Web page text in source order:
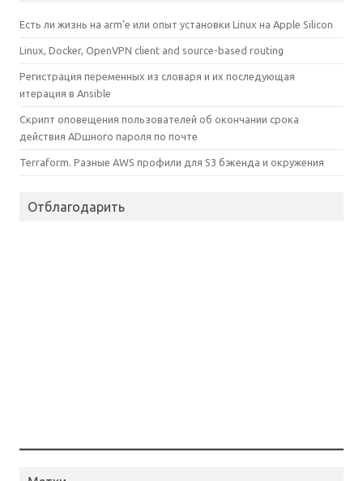
Есть ли жизнь на arm’е или опыт установки Linux на Apple Silicon
Linux, Docker, OpenVPN client and source-based routing
Регистрация переменных из словаря и их последующая
итерация в Ansible
Скрипт оповещения пользователей об окончании срока
действия ADшного пароля по почте
Terraform. Разные AWS профили для S3 бэкенда и окружения
Отблагодарить